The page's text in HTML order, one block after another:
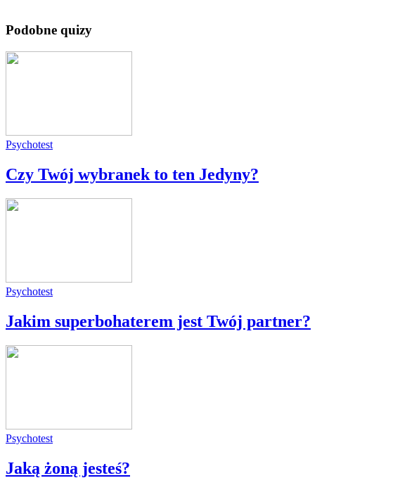
Podobne quizy
Psychotest
Czy Twój wybranek to ten Jedyny?
Psychotest
Jakim superbohaterem jest Twój partner?
Psychotest
Jaką żoną jesteś?